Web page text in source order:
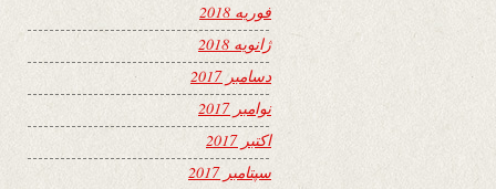
فوریه 2018
ژانویه 2018
دسامبر 2017
نوامبر 2017
اکتبر 2017
سپتامبر 2017